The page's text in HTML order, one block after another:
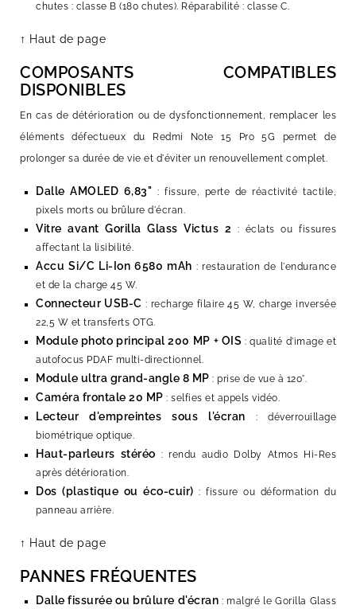
chutes : classe B (180 chutes). Réparabilité : classe C.
↑ Haut de page
COMPOSANTS COMPATIBLES
DISPONIBLES
En cas de détérioration ou de dysfonctionnement, remplacer les
éléments défectueux du Redmi Note 15 Pro 5G permet de
prolonger sa durée de vie et d'éviter un renouvellement complet.
Dalle AMOLED 6,83" : fissure, perte de réactivité tactile,
pixels morts ou brûlure d'écran.
Vitre avant Gorilla Glass Victus 2 : éclats ou fissures
affectant la lisibilité.
Accu Si/C Li-Ion 6580 mAh : restauration de l'endurance
et de la charge 45 W.
Connecteur USB-C : recharge filaire 45 W, charge inversée
22,5 W et transferts OTG.
Module photo principal 200 MP + OIS : qualité d'image et
autofocus PDAF multi-directionnel.
Module ultra grand-angle 8 MP : prise de vue à 120°.
Caméra frontale 20 MP : selfies et appels vidéo.
Lecteur d'empreintes sous l'écran : déverrouillage
biométrique optique.
Haut-parleurs stéréo : rendu audio Dolby Atmos Hi-Res
après détérioration.
Dos (plastique ou éco-cuir) : fissure ou déformation du
panneau arrière.
↑ Haut de page
PANNES FRÉQUENTES
Dalle fissurée ou brûlure d'écran : malgré le Gorilla Glass